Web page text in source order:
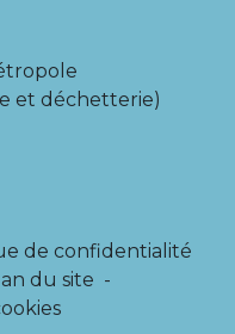
et déchetterie)
de confidentialité
du site -